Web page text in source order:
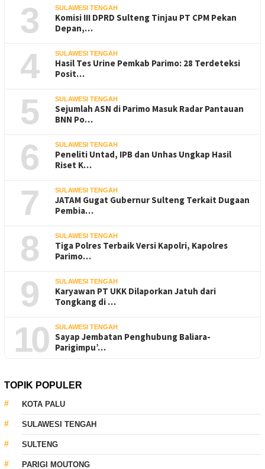
3 SULAWESI TENGAH
Komisi III DPRD Sulteng Tinjau PT CPM Pekan
Depan,…
4 SULAWESI TENGAH
Hasil Tes Urine Pemkab Parimo: 28 Terdeteksi
Posit…
5 SULAWESI TENGAH
Sejumlah ASN di Parimo Masuk Radar Pantauan
BNN Po…
6 SULAWESI TENGAH
Peneliti Untad, IPB dan Unhas Ungkap Hasil
Riset K…
7 SULAWESI TENGAH
JATAM Gugat Gubernur Sulteng Terkait Dugaan
Pembia…
8 SULAWESI TENGAH
Tiga Polres Terbaik Versi Kapolri, Kapolres
Parimo…
9 SULAWESI TENGAH
Karyawan PT UKK Dilaporkan Jatuh dari
Tongkang di …
10 SULAWESI TENGAH
Sayap Jembatan Penghubung Baliara-
Parigimpu’…
TOPIK POPULER
KOTA PALU
SULAWESI TENGAH
SULTENG
PARIGI MOUTONG